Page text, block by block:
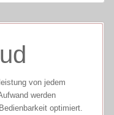
von jedem
werden
optimiert.